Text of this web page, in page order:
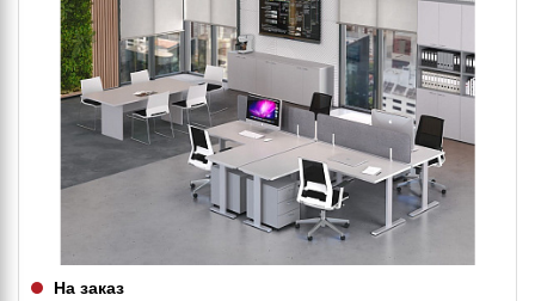
На заказ